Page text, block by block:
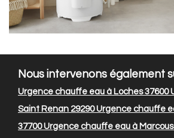
Nous intervenons également
Urgence chauffe eau à Loches 37600
Saint Renan 29290Urgence chauffe
37700Urgence chauffe eau à